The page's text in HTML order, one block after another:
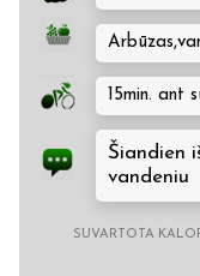
15min. ant
Šiandien
vandeniu
SUVARTOTA